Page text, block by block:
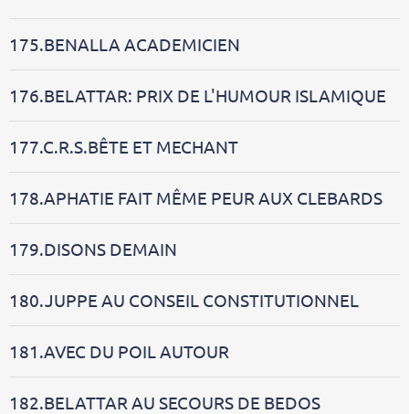
175.BENALLA ACADEMICIEN
176.BELATTAR: PRIX DE L'HUMOUR ISLAMIQUE
177.C.R.S.BÊTE ET MECHANT
178.APHATIE FAIT MÊME PEUR AUX CLEBARDS
179.DISONS DEMAIN
180.JUPPE AU CONSEIL CONSTITUTIONNEL
181.AVEC DU POIL AUTOUR
182.BELATTAR AU SECOURS DE BEDOS